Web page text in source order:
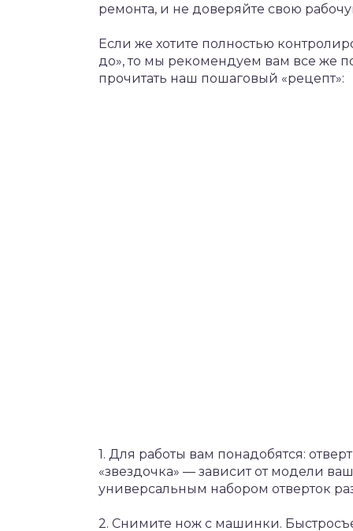
ремонта, и не доверяйте свою
Если же хотите полностью
до», то мы рекомендуем вам все же
прочитать наш пошаговый «рецепт»:
1. Для работы вам понадобятся:
«звездочка» — зависит от модели
универсальным набором отверток
2. Снимите нож с машинки.